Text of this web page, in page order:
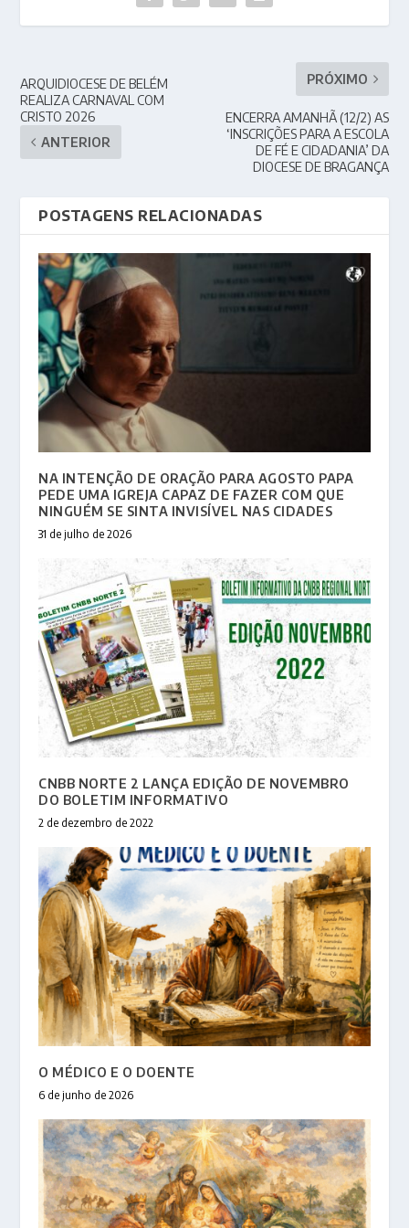
ARQUIDIOCESE DE BELÉM
REALIZA CARNAVAL COM
CRISTO 2026
ANTERIOR
PRÓXIMO
ENCERRA AMANHÃ (12/2) AS
‘INSCRIÇÕES PARA A ESCOLA
DE FÉ E CIDADANIA’ DA
DIOCESE DE BRAGANÇA
POSTAGENS RELACIONADAS
NA INTENÇÃO DE ORAÇÃO PARA AGOSTO PAPA
PEDE UMA IGREJA CAPAZ DE FAZER COM QUE
NINGUÉM SE SINTA INVISÍVEL NAS CIDADES
31 de julho de 2026
CNBB NORTE 2 LANÇA EDIÇÃO DE NOVEMBRO
DO BOLETIM INFORMATIVO
2 de dezembro de 2022
O MÉDICO E O DOENTE
6 de junho de 2026